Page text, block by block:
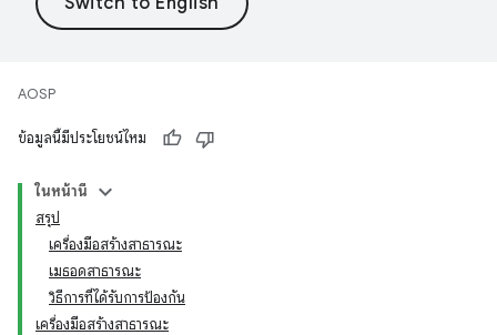
AOSP
ข้อมูลนี้มีประโยชน์ไหม
ในหน้านี้
สรุป
เครื่องมือสร้างสาธารณะ
เมธอดสาธารณะ
วิธีการที่ได้รับการป้องกัน
เครื่องมือสร้างสาธารณะ